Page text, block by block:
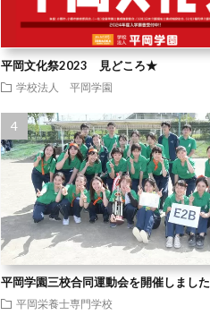
平岡文化祭2023 見どころ★
学校法人 平岡学園
平岡学園三校合同運動会を開催しました
平岡栄養士専門学校